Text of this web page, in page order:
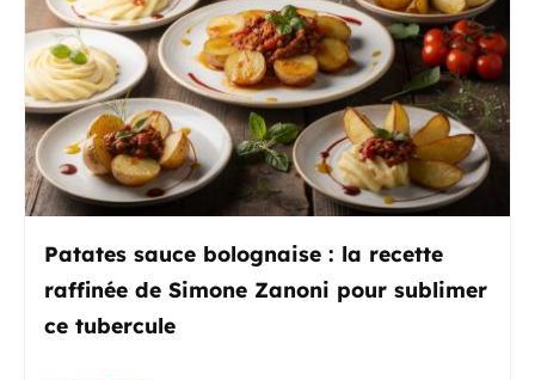
Patates sauce bolognaise : la recette
raffinée de Simone Zanoni pour sublimer
ce tubercule